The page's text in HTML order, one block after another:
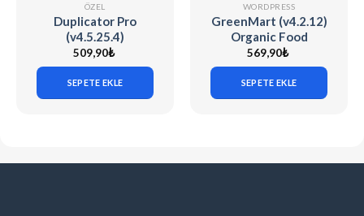
ÖZEL
Duplicator Pro
(v4.5.25.4)
WordPress Site
Migration & Backup
509,90₺
SEPETE EKLE
WORDPRESS
GreenMart (v4.2.12)
Organic Food
Woocommerce
WordPress Theme
569,90₺
SEPETE EKLE